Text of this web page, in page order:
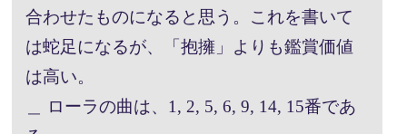
合わせたものになると思う。これを書いて
は蛇足になるが、「抱擁」よりも鑑賞価値
は高い。
＿ ローラの曲は、1, 2, 5, 6, 9, 14, 15番であ